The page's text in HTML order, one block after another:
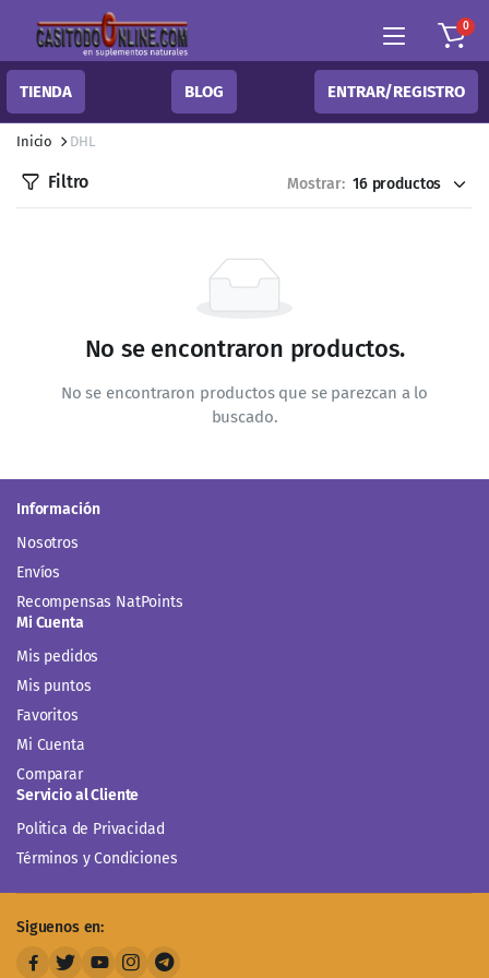
0
TIENDA BLOG ENTRAR/REGISTRO
Inicio DHL
Filtro Mostrar:
No se encontraron productos.
No se encontraron productos que se parezcan a lo
buscado.
Información
Nosotros
Envíos
Recompensas NatPoints
Mi Cuenta
Mis pedidos
Mis puntos
Favoritos
Mi Cuenta
Comparar
Servicio al Cliente
Politica de Privacidad
Términos y Condiciones
Siguenos en: